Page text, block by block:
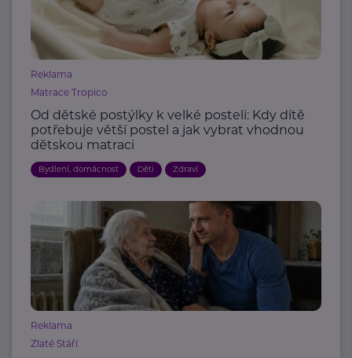
Reklama
Matrace Tropico
Od dětské postýlky k velké posteli: Kdy dítě
potřebuje větší postel a jak vybrat vhodnou
dětskou matraci
Bydlení, domácnost Děti Zdraví
Reklama
Zlaté Stáří